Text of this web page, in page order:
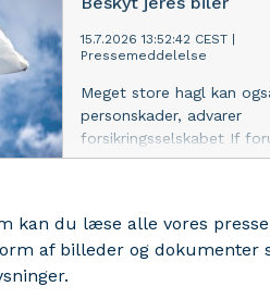
15.7.2026 13:52:42 CEST
Pressemeddelelse
Meget store hagl kan
personskader, advarer
forsikringsselskabet If
varslede uvejr i
kan du læse alle vores
af billeder og dokumenter